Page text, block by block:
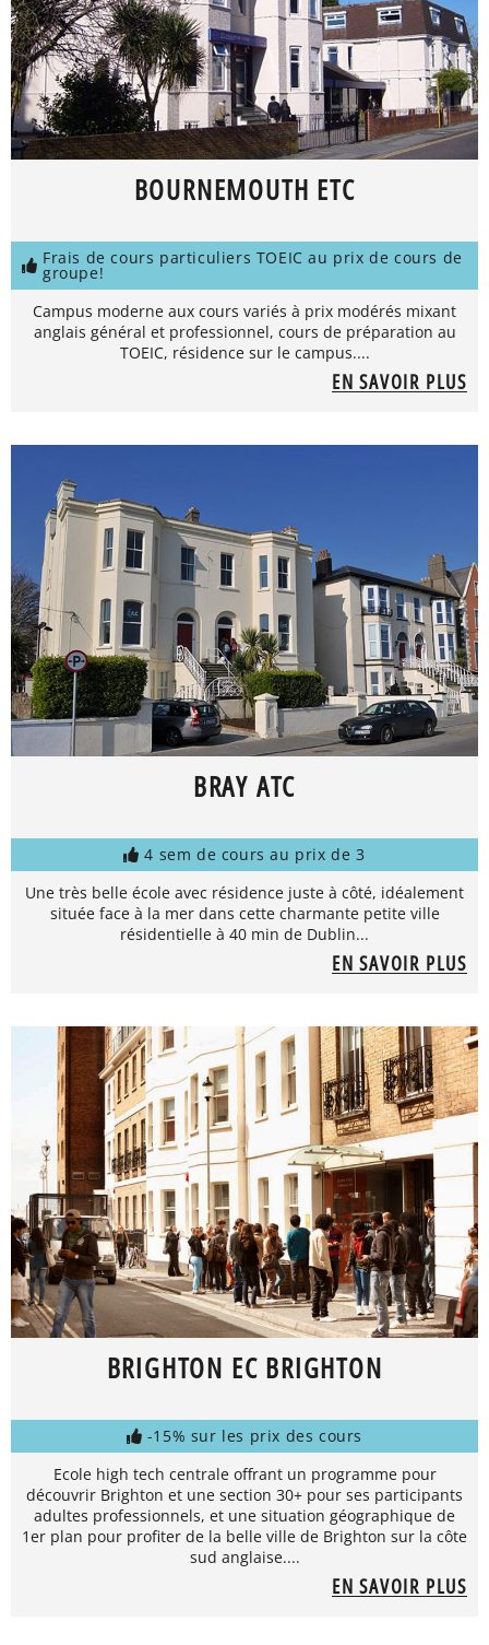
BOURNEMOUTH ETC
Frais de cours particuliers TOEIC au prix de cours de
groupe!
Campus moderne aux cours variés à prix modérés mixant
anglais général et professionnel, cours de préparation au
TOEIC, résidence sur le campus....
EN SAVOIR PLUS
BRAY ATC
4 sem de cours au prix de 3
Une très belle école avec résidence juste à côté, idéalement
située face à la mer dans cette charmante petite ville
résidentielle à 40 min de Dublin...
EN SAVOIR PLUS
BRIGHTON EC BRIGHTON
-15% sur les prix des cours
Ecole high tech centrale offrant un programme pour
découvrir Brighton et une section 30+ pour ses participants
adultes professionnels, et une situation géographique de
1er plan pour profiter de la belle ville de Brighton sur la côte
sud anglaise....
EN SAVOIR PLUS